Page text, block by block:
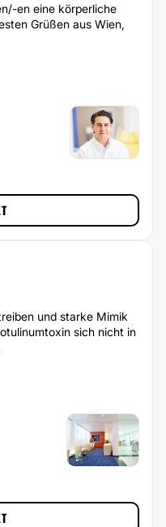
en eine körperliche
Grüßen aus Wien,
und starke Mimik
sich nicht in